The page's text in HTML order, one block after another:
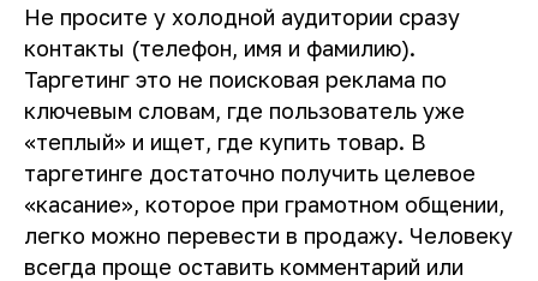
Не просите у холодной аудитории сразу
контакты (телефон, имя и фамилию).
Таргетинг это не поисковая реклама по
ключевым словам, где пользователь уже
«теплый» и ищет, где купить товар. В
таргетинге достаточно получить целевое
«касание», которое при грамотном общении,
легко можно перевести в продажу. Человеку
всегда проще оставить комментарий или